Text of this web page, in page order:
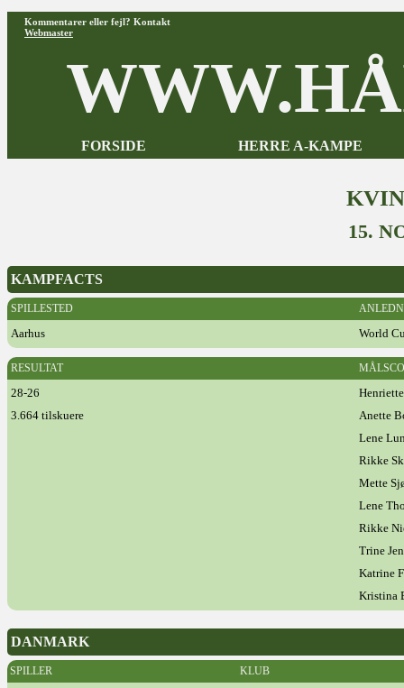
Kommentarer eller fejl? Kontakt
Webmaster
FORSIDE HERRE A-KAMPE
15.
KAMPFACTS
SPILLESTED
Aarhus World
RESULTAT
28-26
3.664 tilskuere
Anette
Lene
Rikke
Mette
Lene
Rikke
Trine
Katrine
Kristina
DANMARK
SPILLER KLUB